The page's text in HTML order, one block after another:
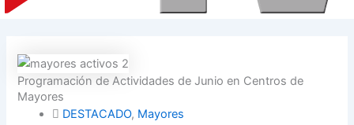
Programación de Actividades de Junio en Centros de
Mayores
DESTACADO, Mayores